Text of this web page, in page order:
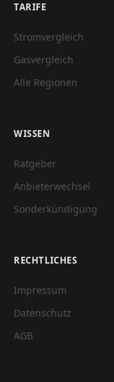
TARIFE
Stromvergleich
Gasvergleich
Alle Regionen
WISSEN
Ratgeber
Anbieterwechsel
Sonderkündigung
RECHTLICHES
Impressum
Datenschutz
AGB